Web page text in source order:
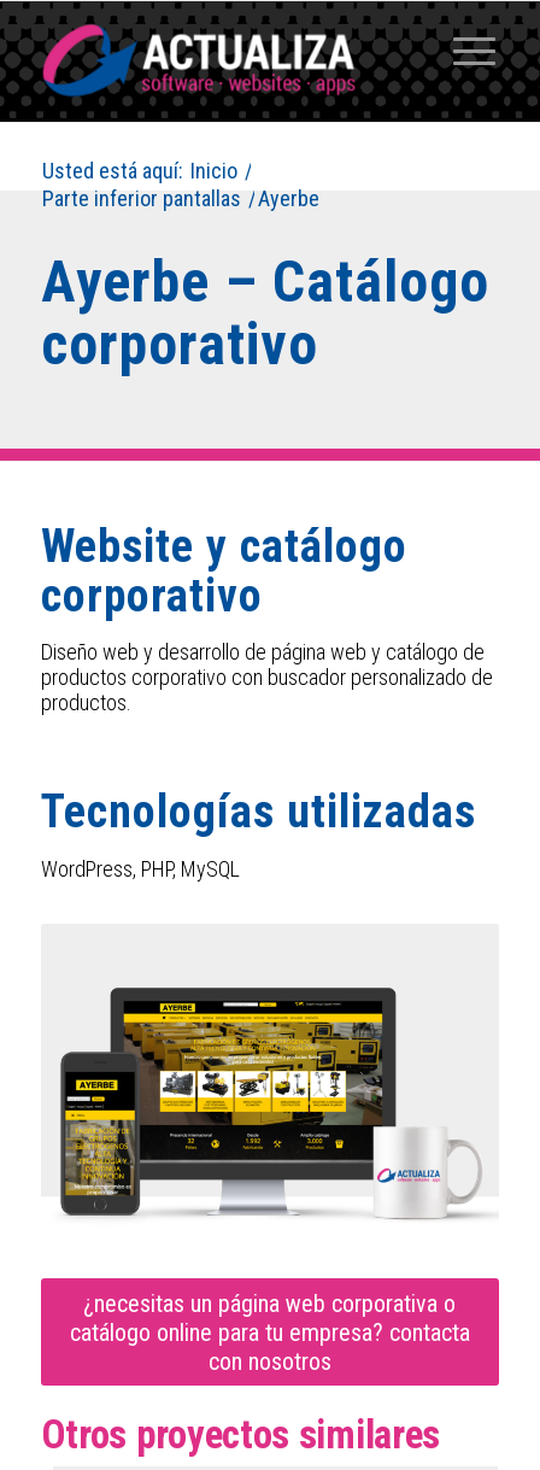
Usted está aquí: Inicio /
Parte inferior pantallas /Ayerbe
Ayerbe – Catálogo
corporativo
Website y catálogo
corporativo
Diseño web y desarrollo de página web y catálogo de
productos corporativo con buscador personalizado de
productos.
Tecnologías utilizadas
WordPress, PHP, MySQL
¿necesitas un página web corporativa o
catálogo online para tu empresa? contacta
con nosotros
Otros proyectos similares